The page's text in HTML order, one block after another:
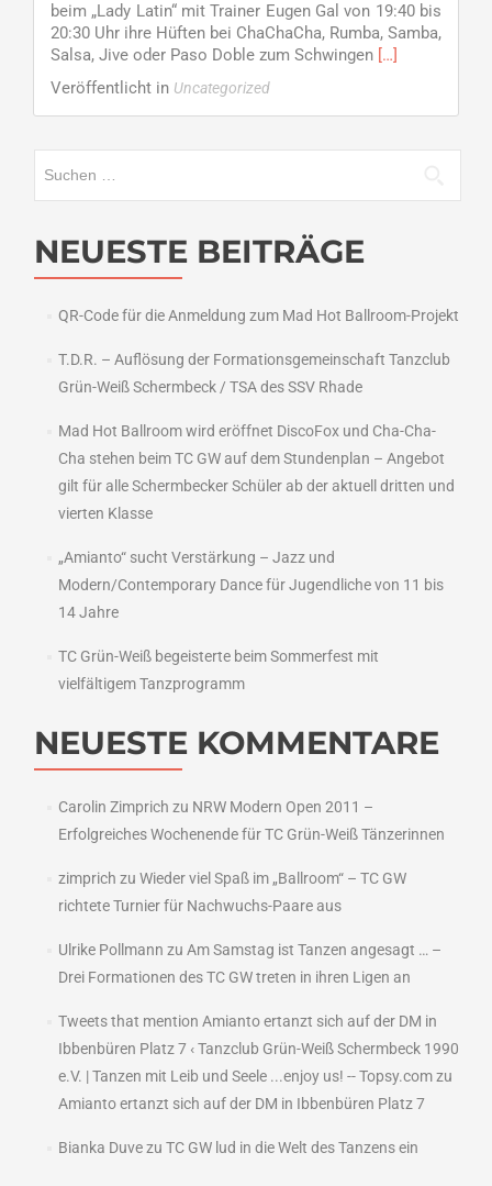
beim „Lady Latin“ mit Trainer Eugen Gal von 19:40 bis
20:30 Uhr ihre Hüften bei ChaChaCha, Rumba, Samba,
Salsa, Jive oder Paso Doble zum Schwingen Read
Fit
Mittwoch,
März
[…]
Veröffentlicht in Uncategorized
NEUESTE BEITRÄGE
QR-Code für die Anmeldung zum Mad Hot Ballroom-Projekt
T.D.R. – Auflösung der Formationsgemeinschaft Tanzclub
Grün-Weiß Schermbeck / TSA des SSV Rhade
Mad Hot Ballroom wird eröffnet DiscoFox und Cha-Cha-
Cha stehen beim TC GW auf dem Stundenplan – Angebot
gilt für alle Schermbecker Schüler ab der aktuell dritten und
vierten Klasse
„Amianto“ sucht Verstärkung – Jazz und
Modern/Contemporary Dance für Jugendliche von 11 bis
14 Jahre
TC Grün-Weiß begeisterte beim Sommerfest mit
vielfältigem Tanzprogramm
NEUESTE KOMMENTARE
Carolin Zimprich zu NRW Modern Open 2011 –
Erfolgreiches Wochenende für TC Grün-Weiß Tänzerinnen
zimprich zu Wieder viel Spaß im „Ballroom“ – TC GW
richtete Turnier für Nachwuchs-Paare aus
Ulrike Pollmann zu Am Samstag ist Tanzen angesagt … –
Drei Formationen des TC GW treten in ihren Ligen an
Tweets that mention Amianto ertanzt sich auf der DM in
Ibbenbüren Platz 7 ‹ Tanzclub Grün-Weiß Schermbeck 1990
e.V. | Tanzen mit Leib und Seele ...enjoy us! -- Topsy.comzu
Amianto ertanzt sich auf der DM in Ibbenbüren Platz 7
Bianka Duvezu TC GW lud in die Welt des Tanzens ein